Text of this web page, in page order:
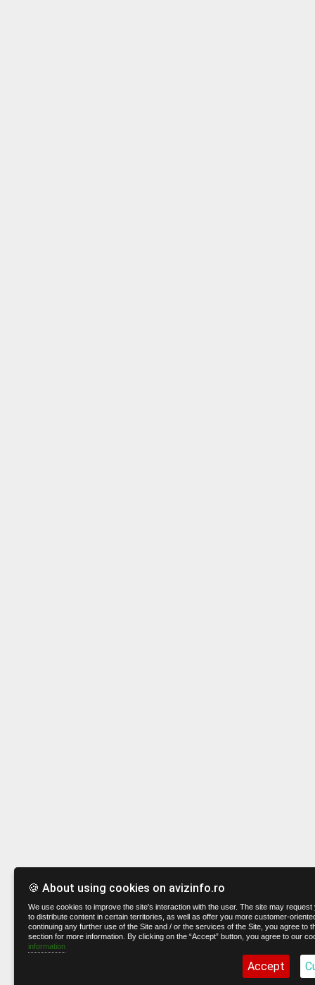
🍪 About using cookies on avizinfo.ro
We use cookies to improve the site's interaction with the user. The site may
to distribute content in certain territories, as well as offer you more customer-
continuing any further use of the Site and / or the services of the Site, you agree to
section for more information. By clicking on the “Accept” button, you agree to our
information
Accept